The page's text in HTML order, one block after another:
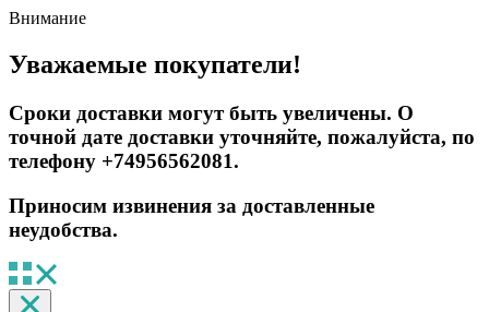
Внимание
Уважаемые покупатели!
Сроки доставки могут быть увеличены. О
точной дате доставки уточняйте, пожалуйста, по
телефону +74956562081.
Приносим извинения за доставленные
неудобства.